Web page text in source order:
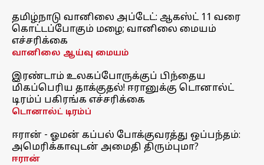
தமிழ்நாடு வானிலை அப்டேட்: ஆகஸ்ட் 11 வரை
கொட்டப்போகும் மழை; வானிலை மையம்
எச்சரிக்கை
வானிலை ஆய்வு மையம்
இரண்டாம் உலகப்போருக்குப் பிந்தைய
மிகப்பெரிய தாக்குதல்! ஈரானுக்கு டொனால்ட்
டிரம்ப் பகிரங்க எச்சரிக்கை
டொனால்ட் டிரம்ப்
ஈரான் - ஓமன் கப்பல் போக்குவரத்து ஒப்பந்தம்:
அமெரிக்காவுடன் அமைதி திரும்புமா?
ஈரான்